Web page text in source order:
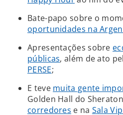
Bate-papo sobre o
oportunidades na
Apresentações sobre
públicas, além de ato
PERSE;
E teve muita gente
Golden Hall do
corredores e na Sala